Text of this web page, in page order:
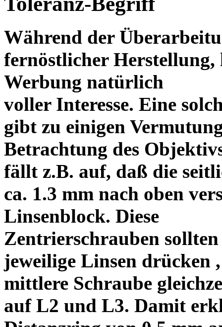
Während der
fernöstlicher Herstellung,
Werbung natürlich
voller Interesse. Eine
gibt zu einigen
Betrachtung des
fällt z.B. auf, daß die
ca. 1.3 mm nach oben
Linsenblock. Diese
Zentrierschrauben
jeweilige Linsen drücken
mittlere Schraube
auf L2 und L3. Damit